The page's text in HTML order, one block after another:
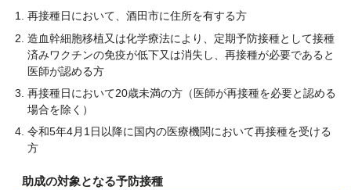
再接種日において、酒田市に住所を有する方
造血幹細胞移植又は化学療法により、定期予防接種として接種
済みワクチンの免疫が低下又は消失し、再接種が必要であると
医師が認める方
再接種日において20歳未満の方（医師が再接種を必要と認める
場合を除く）
令和5年4月1日以降に国内の医療機関において再接種を受ける
方
助成の対象となる予防接種